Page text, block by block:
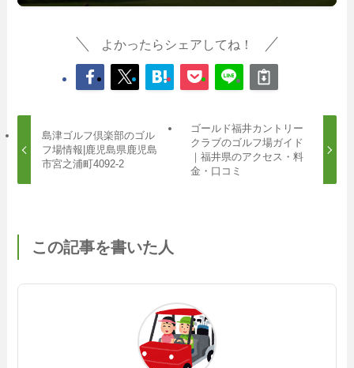
よかったらシェアしてね！
島津ゴルフ倶楽部のゴル
フ場情報|鹿児島県鹿児島
市宮之浦町4092-2
ゴールド福井カントリー
クラブのゴルフ場ガイド
｜福井県のアクセス・料
金・口コミ
この記事を書いた人